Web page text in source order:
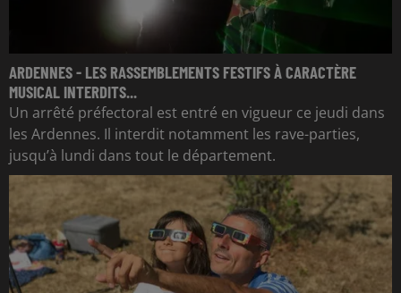
ARDENNES - LES RASSEMBLEMENTS FESTIFS À CARACTÈRE
MUSICAL INTERDITS...
Un arrêté préfectoral est entré en vigueur ce jeudi dans
les Ardennes. Il interdit notamment les rave-parties,
jusqu’à lundi dans tout le département.